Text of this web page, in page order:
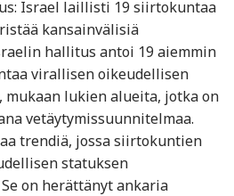
Israel laillisti 19 siirtokuntaa
kansainvälisiä
hallitus antoi 19 aiemmin
virallisen oikeudellisen
mukaan lukien alueita, jotka on
vetäytymissuunnitelmaa.
trendiä, jossa siirtokuntien
statuksen
on herättänyt ankaria